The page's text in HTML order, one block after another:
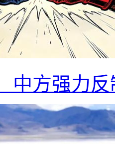
中方强力